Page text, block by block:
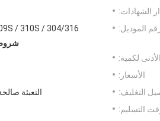
الشهادات:
الموديل:
304/316 / 316L / 321 / 309S / 310S
لكمية:
الأسعار:
التغليف:
التعبئة
التسليم: